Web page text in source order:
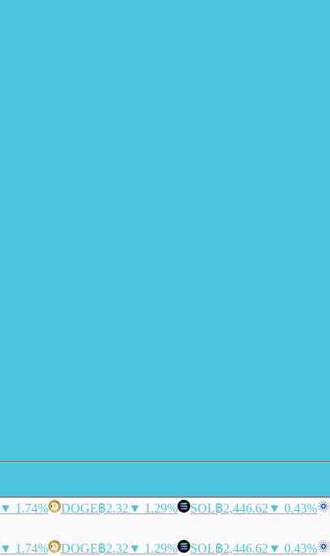
▼ 1.74% DOGE฿2.32 ▼ 1.29% SOL฿2,446.62 ▼ 0.43%
▼ 1.74% DOGE฿2.32 ▼ 1.29% SOL฿2,446.62 ▼ 0.43%